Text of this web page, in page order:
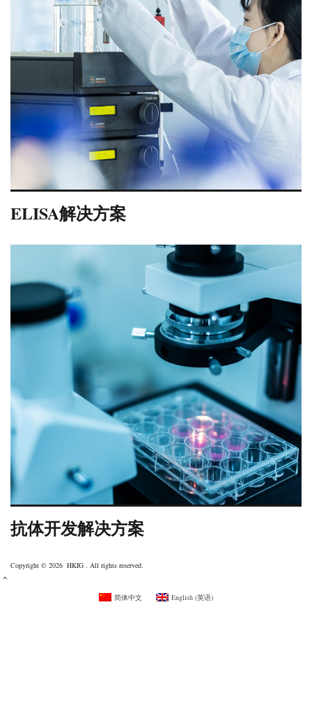
VIEW DETAILS
ELISA解决方案
VIEW DETAILS
抗体开发解决方案
Copyright © 2026 HKIG . All rights reserved.
简体中文 English (英语)